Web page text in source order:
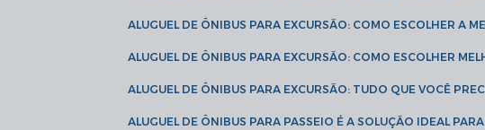
ALUGUEL DE ÔNIBUS PARA EXCURSÃO: COMO ESCOLHER A
ALUGUEL DE ÔNIBUS PARA EXCURSÃO: COMO ESCOLHER
ALUGUEL DE ÔNIBUS PARA EXCURSÃO: TUDO QUE VOCÊ
ALUGUEL DE ÔNIBUS PARA PASSEIO É A SOLUÇÃO IDEAL